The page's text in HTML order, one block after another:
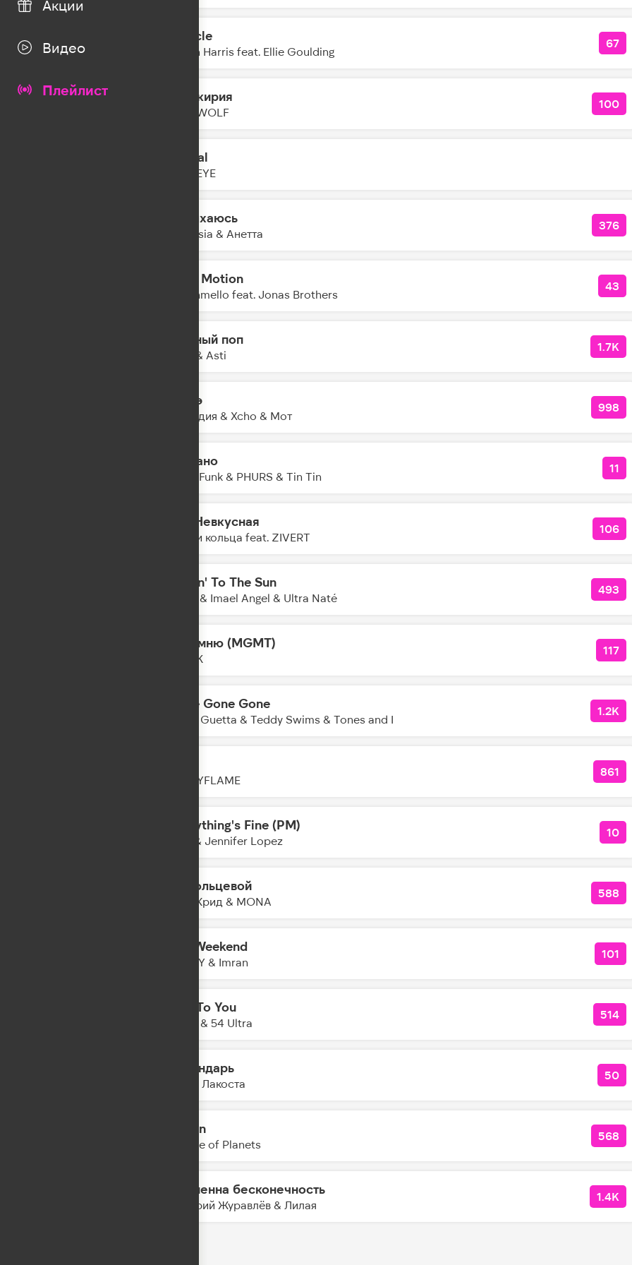
Акции
Видео
Плейлист
19:15 Miracle
Calvin Harris feat. Ellie Goulding
67
Валькирия
BEARWOLF
100
Animal
KATSEYE
Задыхаюсь
Amnesia & Анетта
376
Slow Motion
Marshmello feat. Jonas Brothers
43
Модный поп
Artik & Asti
1.7K
Шадэ
By Индия & Xcho & Мот
998
Не дано
Kolya Funk & PHURS & Tin Tin
11
Еда Невкусная
очки и кольца feat. ZIVERT
106
Movin' To The Sun
Hugel & Imael Angel & Ultra Naté
493
Запомню (MGMT)
FEDUK
117
Gone Gone Gone
David Guetta & Teddy Swims & Tones and I
1.2K
HOLLYFLAME
861
Everything's Fine (PM)
Alok & Jennifer Lopez
10
На кольцевой
Егор Крид & MONA
588
The Weekend
LEONY & Imran
101
Talk To You
Anotr & 54 Ultra
514
Календарь
Коста Лакоста
50
Destin
Parade of Planets
568
Временна бесконечность
Дмитрий Журавлёв & Лилая
1.4K